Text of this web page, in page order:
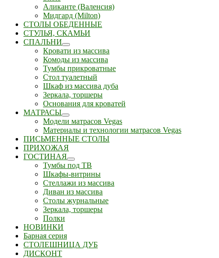
Аликанте (Валенсия)
Мидгард (Milton)
СТОЛЫ ОБЕДЕННЫЕ
СТУЛЬЯ, СКАМЬИ
СПАЛЬНИ
Кровати из массива
Комоды из массива
Тумбы прикроватные
Стол туалетный
Шкаф из массива дуба
Зеркала, торшеры
Основания для кроватей
МАТРАСЫ
Модели матрасов Vegas
Материалы и технологии матрасов Vegas
ПИСЬМЕННЫЕ СТОЛЫ
ПРИХОЖАЯ
ГОСТИНАЯ
Тумбы под ТВ
Шкафы-витрины
Стеллажи из массива
Диван из массива
Столы журнальные
Зеркала, торшеры
Полки
НОВИНКИ
Барная серия
СТОЛЕШНИЦА ДУБ
ДИСКОНТ